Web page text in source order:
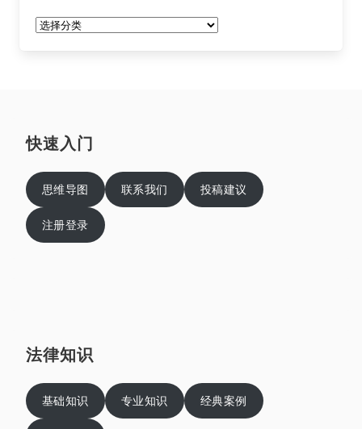
导
快速入门
思维导图 联系我们 投稿建议
注册登录
法律知识
基础知识 专业知识 经典案例